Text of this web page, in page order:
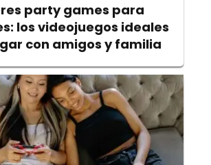
party games para
los videojuegos ideales
con amigos y familia